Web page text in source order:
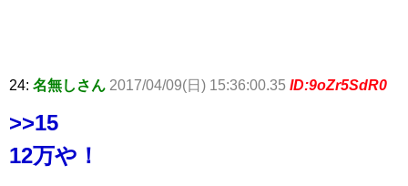
24: 名無しさん 2017/04/09(日) 15:36:00.35 ID:9oZr5SdR0
>>15
12万や！